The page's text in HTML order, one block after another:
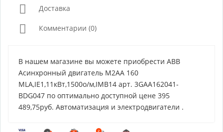
Доставка
Комментарии (0)
В нашем магазине вы можете приобрести ABB
Асинхронный двигатель M2AA 160
MLA,IE1,11кВт,1500о/м,IMB14 арт. 3GAA162041-
BDG047 по оптимально доступной цене 395
489,75руб. Автоматизация и электродвигатели .